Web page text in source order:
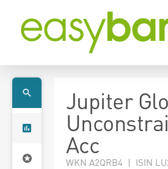
Jupiter
Acc
WKN A2QRB4 | ISIN